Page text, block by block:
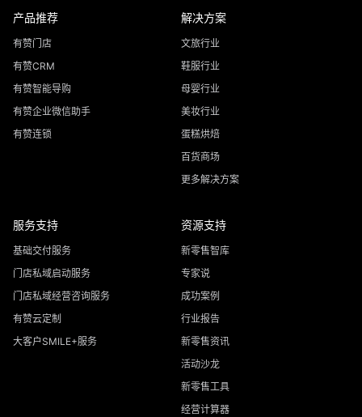
产品推荐
有赞门店
有赞CRM
有赞智能导购
有赞企业微信助手
有赞连锁
解决方案
文旅行业
鞋服行业
母婴行业
美妆行业
蛋糕烘焙
百货商场
更多解决方案
服务支持
基础交付服务
门店私域启动服务
门店私域经营咨询服务
有赞云定制
大客户SMILE+服务
资源支持
新零售智库
专家说
成功案例
行业报告
新零售资讯
活动沙龙
新零售工具
经营计算器